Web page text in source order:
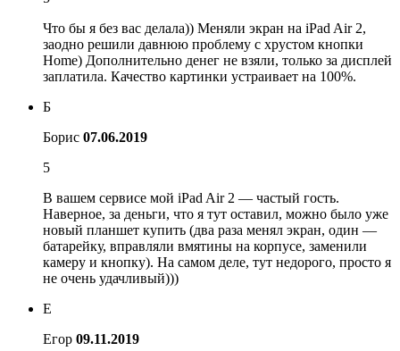
Что бы я без вас делала)) Меняли экран на iPad Air 2,
заодно решили давнюю проблему с хрустом кнопки
Home) Дополнительно денег не взяли, только за дисплей
заплатила. Качество картинки устраивает на 100%.
Б
Борис 07.06.2019
5
В вашем сервисе мой iPad Air 2 — частый гость.
Наверное, за деньги, что я тут оставил, можно было уже
новый планшет купить (два раза менял экран, один —
батарейку, вправляли вмятины на корпусе, заменили
камеру и кнопку). На самом деле, тут недорого, просто я
не очень удачливый)))
Е
Егор 09.11.2019